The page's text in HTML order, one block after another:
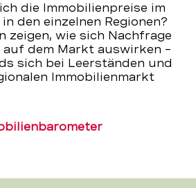
die Immobilienpreise im
den einzelnen Regionen?
zeigen, wie sich Nachfrage
dem Markt auswirken –
sich bei Leerständen und
Immobilienmarkt